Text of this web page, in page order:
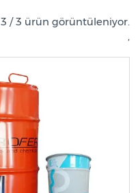
3 / 3 ürün görüntüleniyor.
,